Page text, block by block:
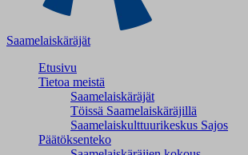
Saamelaiskäräjät
Etusivu
Tietoa meistä
Saamelaiskäräjät
Töissä Saamelaiskäräjillä
Saamelaiskulttuuri­keskus Sajos
Päätöksenteko